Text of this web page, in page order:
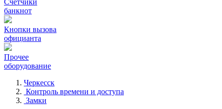
Счетчики
банкнот
Кнопки вызова
официанта
Прочее
оборудование
Черкесск
Контроль времени и доступа
Замки